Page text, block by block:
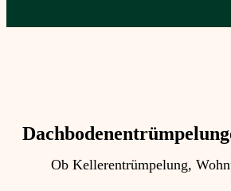
Ob Kellerentrümpelung,